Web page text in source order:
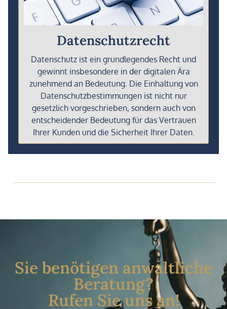
Datenschutzrecht
Datenschutz ist ein grundlegendes Recht und
gewinnt insbesondere in der digitalen Ära
zunehmend an Bedeutung. Die Einhaltung von
Datenschutzbestimmungen ist nicht nur
gesetzlich vorgeschrieben, sondern auch von
entscheidender Bedeutung für das Vertrauen
Ihrer Kunden und die Sicherheit Ihrer Daten.
Sie benötigen anwaltliche
Beratung?
Rufen Sie uns an!